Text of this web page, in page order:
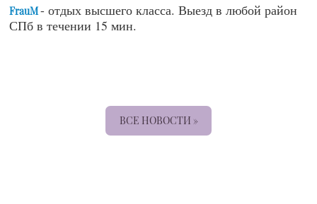
FrauM- отдых высшего класса. Выезд в любой район
СПб в течении 15 мин.
ВСЕ НОВОСТИ »